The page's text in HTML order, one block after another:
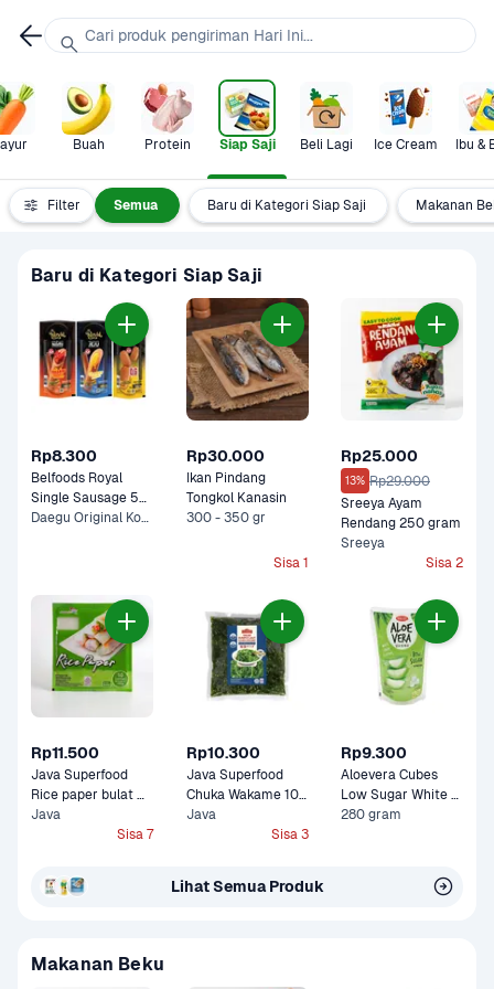
Buah Protein Siap Saji Beli Lagi Ice Cream Ibu &
Filter Semua Baru di Kategori Siap Saji Makanan
Baru di Kategori Siap Saji
Rp8.300
Belfoods Royal
Single Sausage 55
gram
Daegu Original Korean, Nami Spicy Korean +1 Lainnya
Rp30.000
Ikan Pindang
Tongkol Kanasin
300 - 350 gr
Sisa 1
Rp25.000
13% Rp29.000
Sreeya Ayam
Rendang 250 gram
Sreeya
Sisa 2
Rp11.500
Java Superfood
Rice paper bulat
100 gram
Java
Sisa 7
Rp10.300
Java Superfood
Chuka Wakame 100
gram
Java
Sisa 3
Rp9.300
Aloevera Cubes
Low Sugar White
280 gram
Lihat Semua Produk
Makanan Beku
Cari produk pengiriman Hari Ini...